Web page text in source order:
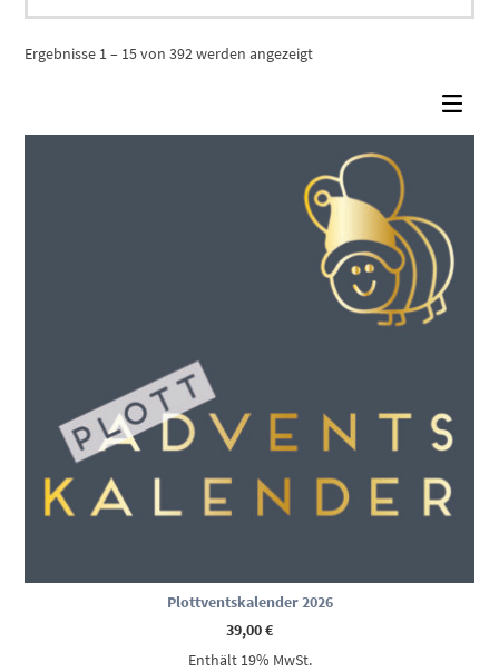
Ergebnisse 1 – 15 von 392 werden angezeigtNach
Plottventskalender 2026
39,00€
Enthält 19% MwSt.